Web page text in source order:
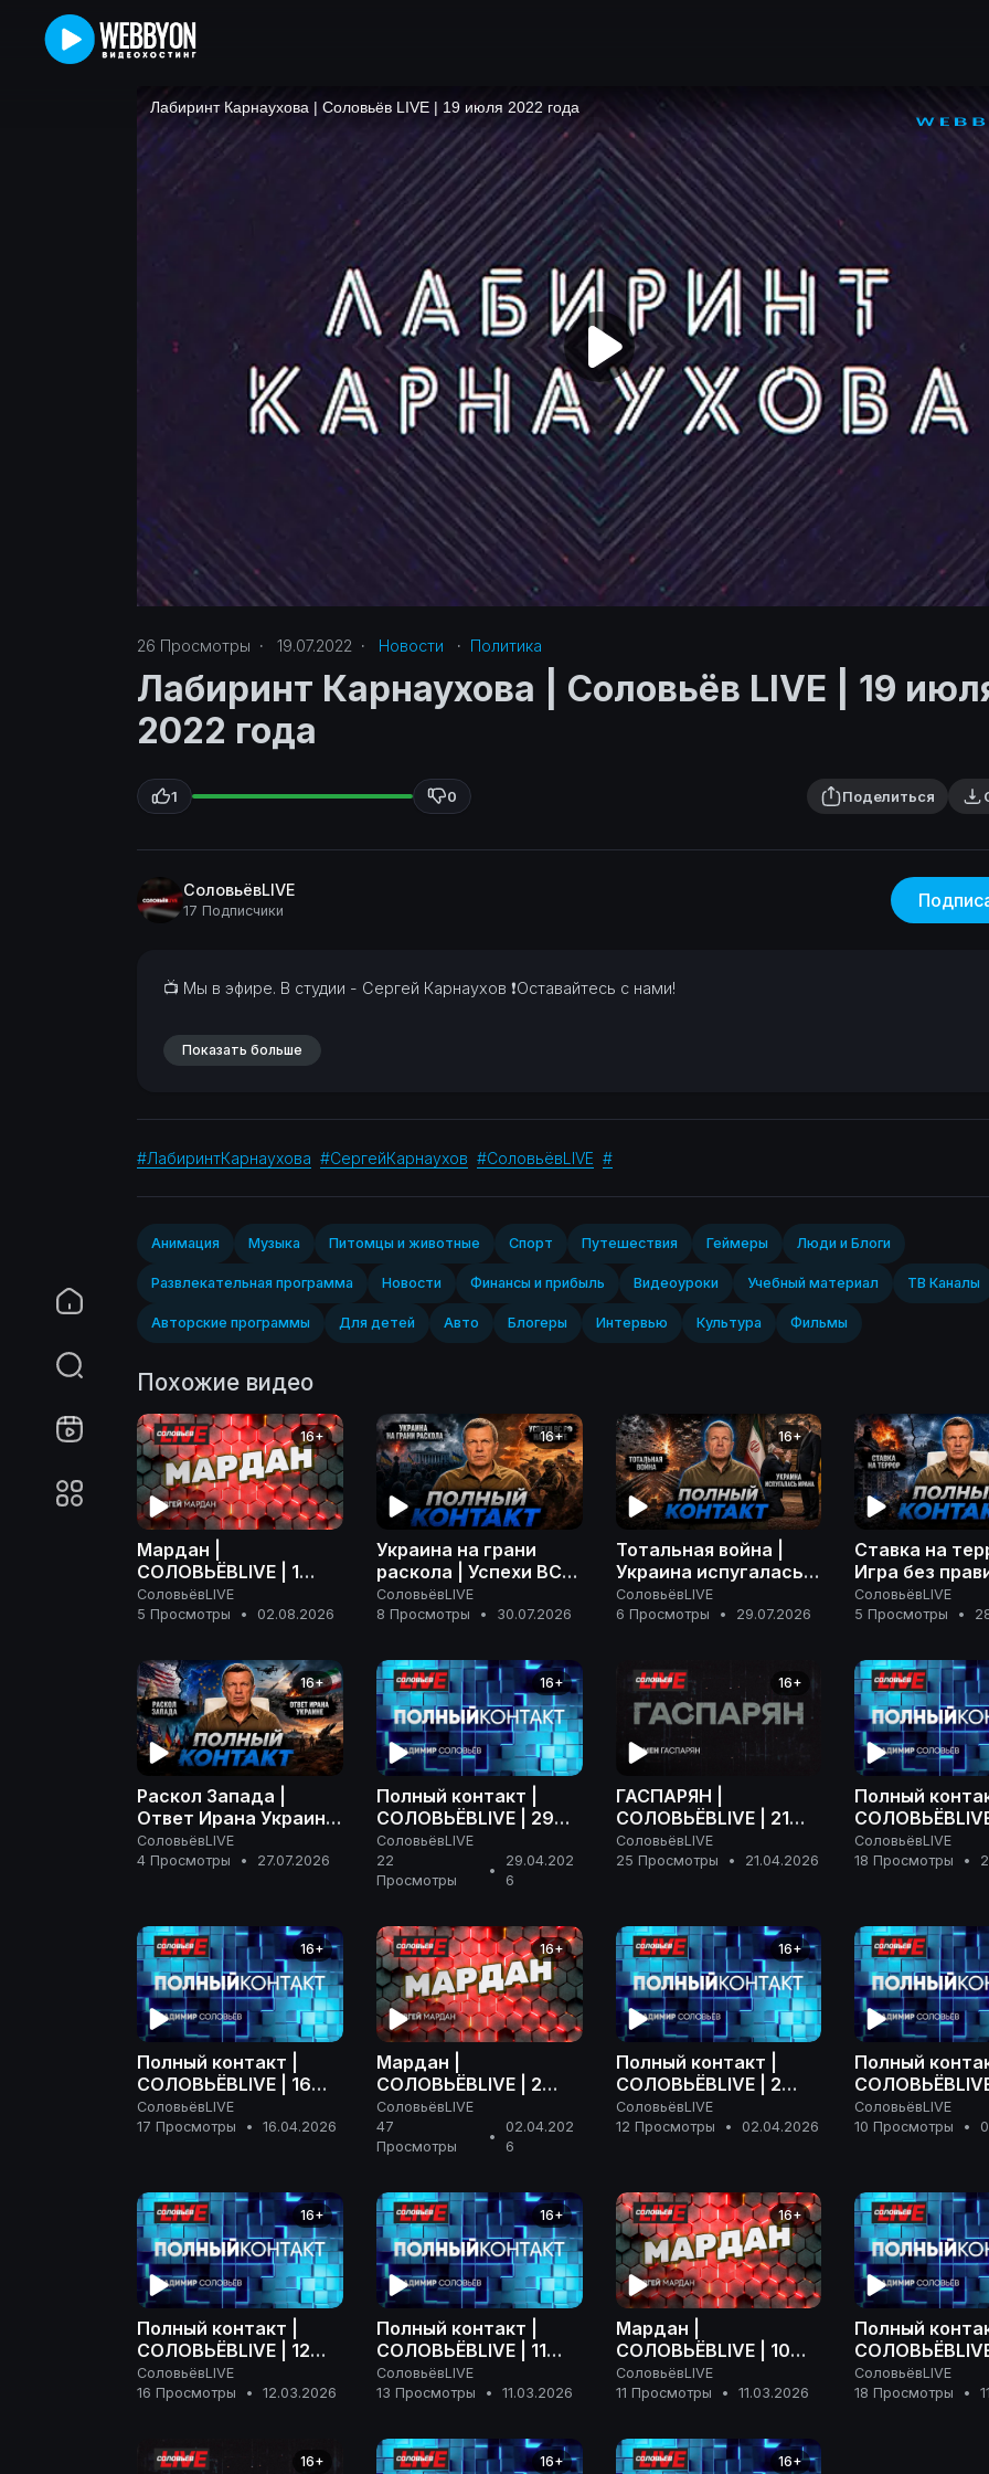
26 Просмотры · 19.07.2022 · Новости · Политика‎
Лабиринт Карнаухова | Соловьёв LIVE | 19
2022 года
1 0 Поделиться
СоловьёвLIVE
17 Подписчики
⁣📺 Мы в эфире. В студии - Сергей Карнаухов ❗Оставайтесь с нами!
Показать больше
#ЛабиринтКарнаухова #СергейКарнаухов #СоловьёвLIVE #
Анимация Музыка Питомцы и животные Спорт‎ Путешествия Геймеры Люди и Блоги
Развлекательная программа Новости Финансы и прибыль Видеоуроки Учебный материал ТВ Каналы
Авторские программы Для детей Авто Блогеры Интервью Культура Фильмы
Похожие видео
16+
Мардан |
СОЛОВЬЁВLIVE | 1
августа 2026 года
СоловьёвLIVE
5 Просмотры
• 02.08.2026
16+
Украина на грани
раскола | Успехи ВС
РФ на фронте |
Ненависть Запада |
июля 2026
СоловьёвLIVE
8 Просмотры
• 30.07.2026
16+
Тотальная война |
Украина испугалась
Ирана | Розыск
Дурова | Полный
СоловьёвLIVE
6 Просмотры
• 29.07.2026
Ставка на
Игра без
расплаты |
контакт | 28
СоловьёвLIVE
5 Просмотры
•
16+
Раскол Запада |
Ответ Ирана Украине
| На грани эскалации
| Полный контакт | 27
СоловьёвLIVE
4 Просмотры
• 27.07.2026
16+
Полный контакт |
СОЛОВЬЁВLIVE | 29
апреля 2026 года
СоловьёвLIVE
22
Просмотры
•
29.04.202
6
16+
ГАСПАРЯН |
СОЛОВЬЁВLIVE | 21
апреля 2026 года
СоловьёвLIVE
25 Просмотры
• 21.04.2026
Полный
апреля 2026
СоловьёвLIVE
18 Просмотры
•
16+
Полный контакт |
СОЛОВЬЁВLIVE | 16
апреля 2026 года
СоловьёвLIVE
17 Просмотры
• 16.04.2026
16+
Мардан |
СОЛОВЬЁВLIVE | 2
апреля 2026 года
СоловьёвLIVE
47
Просмотры
•
02.04.202
6
16+
Полный контакт |
СОЛОВЬЁВLIVE | 2
апреля 2026 года
СоловьёвLIVE
12 Просмотры
• 02.04.2026
Полный
марта 2026
СоловьёвLIVE
10 Просмотры
•
16+
Полный контакт |
СОЛОВЬЁВLIVE | 12
марта 2026 года
СоловьёвLIVE
16 Просмотры
• 12.03.2026
16+
Полный контакт |
СОЛОВЬЁВLIVE | 11
марта 2026 года
СоловьёвLIVE
13 Просмотры
• 11.03.2026
16+
Мардан |
СОЛОВЬЁВLIVE | 10
марта 2026 года
СоловьёвLIVE
11 Просмотры
• 11.03.2026
Полный
марта 2026
СоловьёвLIVE
18 Просмотры
•
16+ 16+ 16+